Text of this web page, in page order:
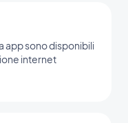
app sono disponibili
internet